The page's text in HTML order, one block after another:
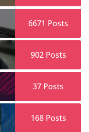
6671 Posts
902Posts
37 Posts
168Posts